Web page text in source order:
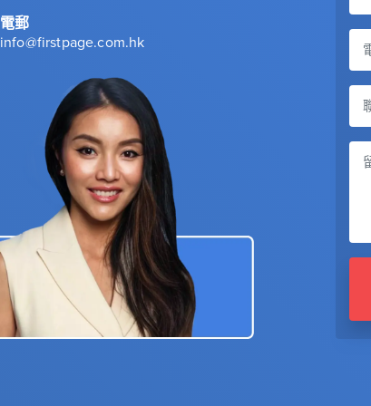
電郵
info@firstpage.com.hk